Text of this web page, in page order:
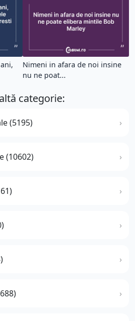
Nimeni in afara de noi insine
nu ne poat...
categorie:
(5195)
(10602)